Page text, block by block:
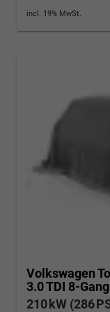
incl. 19% MwSt.
Volkswagen
3.0 TDI 8-
210 kW (286